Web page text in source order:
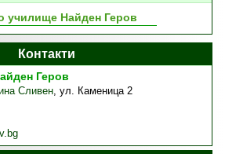
училище Найден Геров
Контакти
Геров
Сливен,ул. Каменица 2